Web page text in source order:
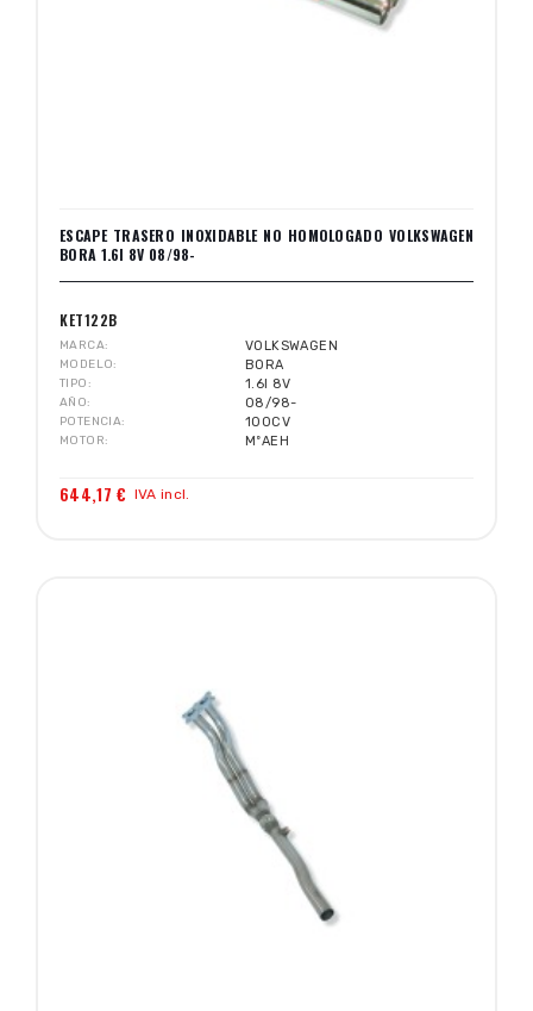
ESCAPE TRASERO INOXIDABLE NO HOMOLOGADO VOLKSWAGEN
BORA 1.6I 8V 08/98-
KET122B
MARCA VOLKSWAGEN
MODELO BORA
TIPO 1.6I 8V
AÑO 08/98-
POTENCIA 100CV
MOTOR MºAEH
644,17 € IVA incl.